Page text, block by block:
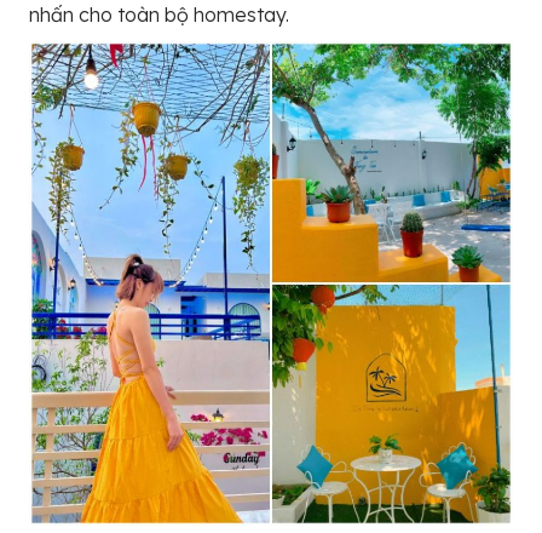
nhấn cho toàn bộ homestay.